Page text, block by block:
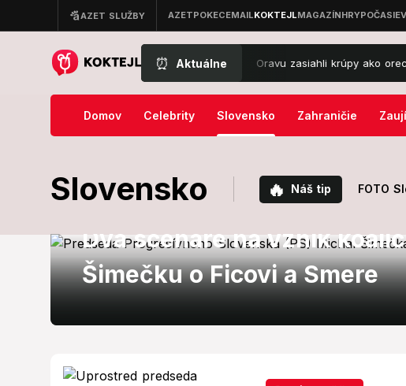
⏰ Aktuálne
FOTO Extrémny obrat počasia: Oravu zasiahli krúpy ako orechy,
Domov Celebrity Slovensko Zahraničie
Slovensko 🔥 Náš tip FOTO
Domáca politika
Dva scenáre na vznik
Šimečku o Ficovi a Smere